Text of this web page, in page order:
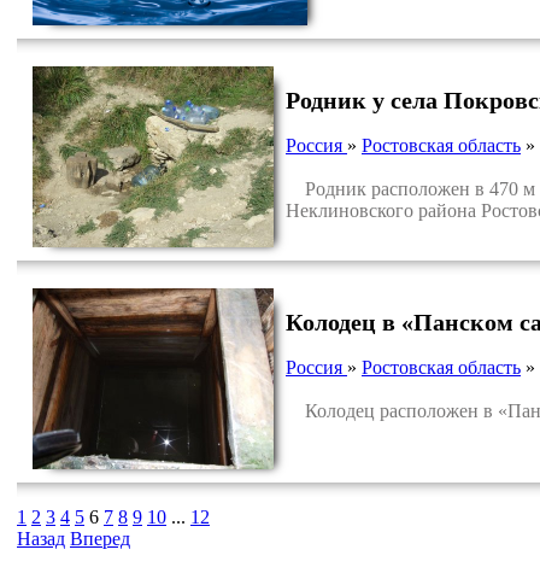
Родник у села
Россия » Ростовская область »
Родник расположен в 470 м
Неклиновского района
Колодец в «Панском
Россия » Ростовская область »
Колодец расположен в
1 2 3 4 5 6 7 8 9 10 ... 12
Назад Вперед